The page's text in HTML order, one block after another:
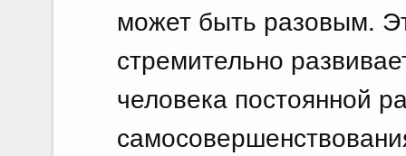
может быть разовым.
стремительно
человека постоянной